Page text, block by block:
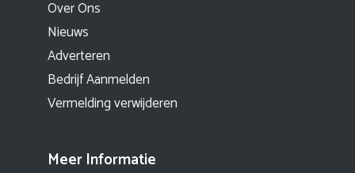
Over Ons
Nieuws
Adverteren
Bedrijf Aanmelden
Vermelding verwijderen
Meer Informatie